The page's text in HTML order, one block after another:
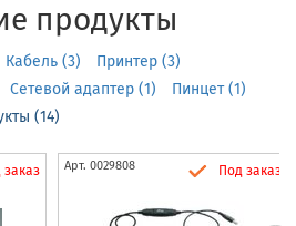
продукты
Кабель (3)
Принтер (3)
Сетевой адаптер (1)
Пинцет (1)
(14)
заказ Арт. 0029808 Под заказ